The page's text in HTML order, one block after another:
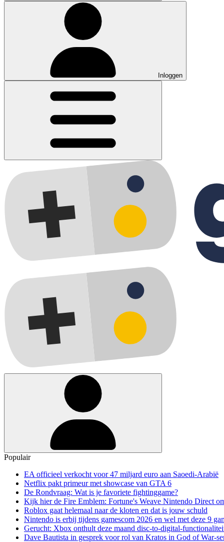
Inloggen
Populair
EA officieel verkocht voor 47 miljard euro aan Saoedi-Arabië
Netflix pakt primeur met showcase van GTA 6
De Rondvraag: Wat is je favoriete fightinggame?
Kijk hier de Fire Emblem: Fortune's Weave Nintendo Direct
Roblox gaat helemaal naar de kloten en dat is jouw schuld
Nintendo is erbij tijdens gamescom 2026 en wel met deze 9
Gerucht: Xbox onthult deze maand disc-to-digital-
Dave Bautista in gesprek voor rol van Kratos in God of War-